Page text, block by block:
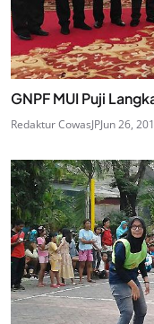
GNPF MUI Puji
Redaktur CowasJPJun 26,